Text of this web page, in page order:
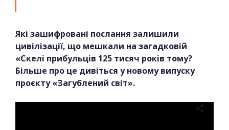
Які зашифровані послання залишили
цивілізації, що мешкали на загадковій
«Скелі прибульців 125 тисяч років тому?
Більше про це дивіться у новому випуску
проєкту «Загублений світ».